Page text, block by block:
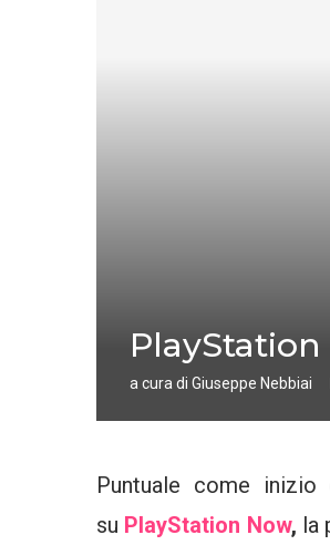
PlayStation
a cura di Giuseppe Nebbiai
Puntuale come
su PlayStation Now, la